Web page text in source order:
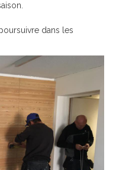
dans les